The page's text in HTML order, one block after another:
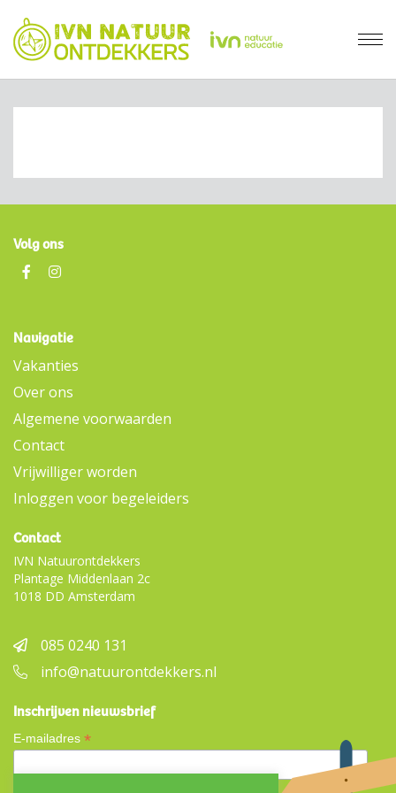
Volg ons
Navigatie
Vakanties
Over ons
Algemene voorwaarden
Contact
Vrijwilliger worden
Inloggen voor begeleiders
Contact
IVN Natuurontdekkers
Plantage Middenlaan 2c
1018 DD Amsterdam
085 0240 131
info@natuurontdekkers.nl
Inschrijven nieuwsbrief
E-mailadres *